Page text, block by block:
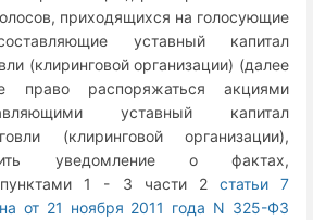
приходящихся на голосующие
уставный капитал
(клиринговой организации) (далее
распоряжаться акциями
уставный капитал
(клиринговой организации),
уведомление о фактах,
пунктами 1 - 3 части 2 статьи 7
от 21 ноября 2011 года N 325-ФЗ